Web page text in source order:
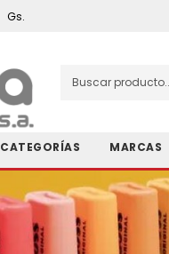
Gs.
CATEGORÍAS MARCAS